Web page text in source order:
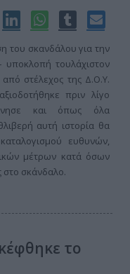
του σκανδάλου για την
υποκλοπή τουλάχιστον
στέλεχος της Δ.Ο.Υ.
πριν λίγο
και όπως όλα
αυτή ιστορία θα
ευθυνών,
μέτρων κατά όσων
στο σκάνδαλο.
το